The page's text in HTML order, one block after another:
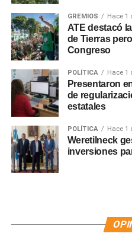
GREMIOS Hace 1
ATE destacó
de Tierras
Congreso
POLÍTICA Hace 1
Presentaron
de
estatales
POLÍTICA Hace 1
Weretilneck
inversiones